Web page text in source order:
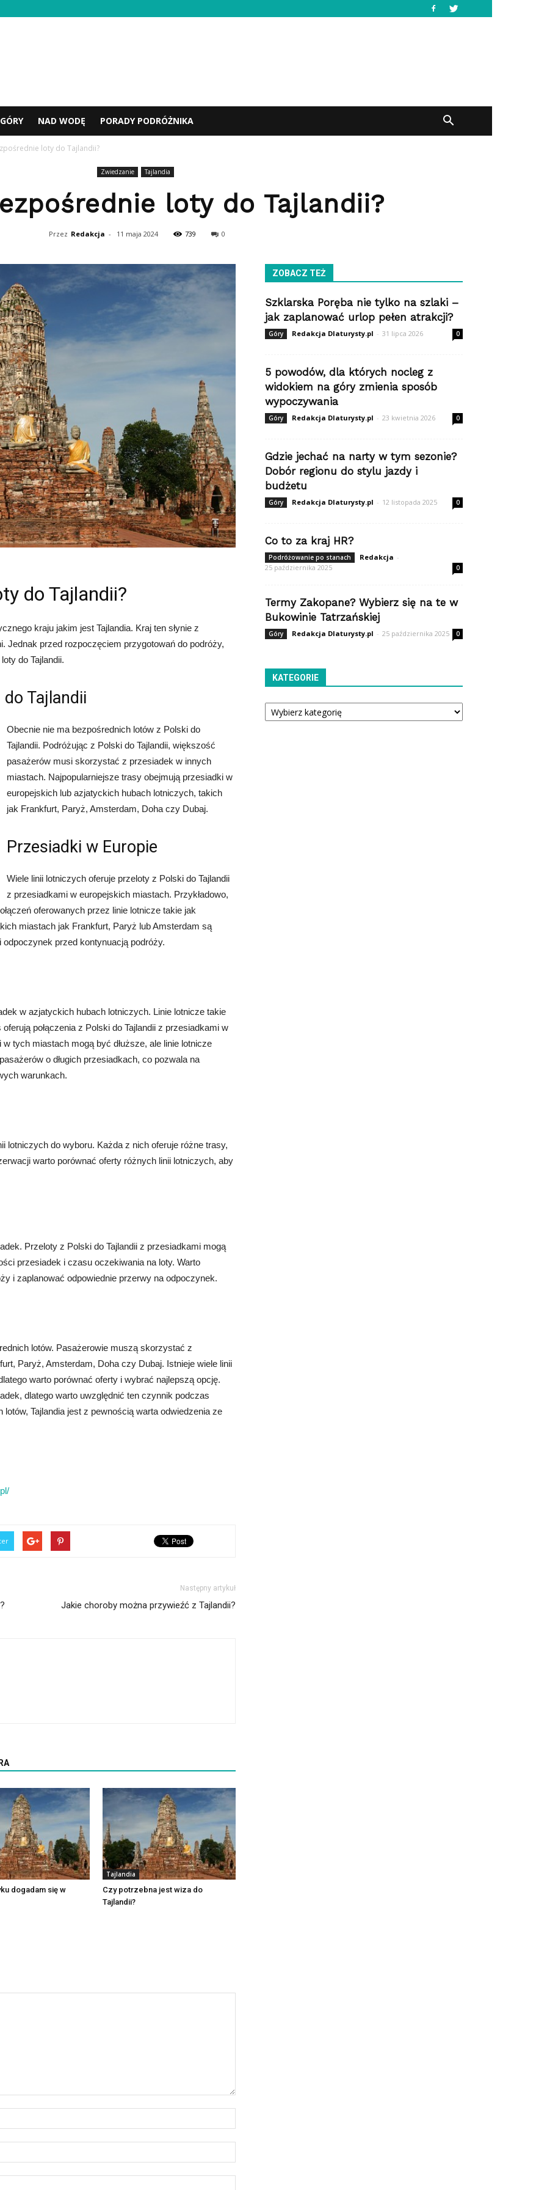
GÓRY NAD WODĘ PORADY PODRÓŻNIKA
loty do Tajlandii?
Zwiedzanie Tajlandia
loty do Tajlandii?
Przez Redakcja - 11 maja 2024 739 0
do Tajlandii?
kraju jakim jest Tajlandia. Kraj ten słynie z
Jednak przed rozpoczęciem przygotowań do podróży,
do Tajlandii.
Tajlandii
Obecnie nie ma bezpośrednich lotów z Polski do
Tajlandii. Podróżując z Polski do Tajlandii, większość
pasażerów musi skorzystać z przesiadek w innych
miastach. Najpopularniejsze trasy obejmują przesiadki w
europejskich lub azjatyckich hubach lotniczych, takich
jak Frankfurt, Paryż, Amsterdam, Doha czy Dubaj.
Przesiadki w Europie
Wiele linii lotniczych oferuje przeloty z Polski do Tajlandii
z przesiadkami w europejskich miastach. Przykładowo,
oferowanych przez linie lotnicze takie jak
miastach jak Frankfurt, Paryż lub Amsterdam są
przed kontynuacją podróży.
w azjatyckich hubach lotniczych. Linie lotnicze takie
połączenia z Polski do Tajlandii z przesiadkami w
tych miastach mogą być dłuższe, ale linie lotnicze
o długich przesiadkach, co pozwala na
warunkach.
lotniczych do wyboru. Każda z nich oferuje różne trasy,
warto porównać oferty różnych linii lotniczych, aby
Przeloty z Polski do Tajlandii z przesiadkami mogą
przesiadek i czasu oczekiwania na loty. Warto
i zaplanować odpowiednie przerwy na odpoczynek.
lotów. Pasażerowie muszą skorzystać z
Paryż, Amsterdam, Doha czy Dubaj. Istnieje wiele linii
warto porównać oferty i wybrać najlepszą opcję.
dlatego warto uwzględnić ten czynnik podczas
Tajlandia jest z pewnością warta odwiedzenia ze
Następny artykuł
Jakie choroby można przywieźć z Tajlandii?
dogadam się w
Tajlandia
Czy potrzebna jest wiza do
Tajlandii?
ZOBACZ TEŻ
Szklarska Poręba nie tylko na szlaki –
jak zaplanować urlop pełen atrakcji?
Góry Redakcja Dlaturysty.pl - 31 lipca 2026 0
5 powodów, dla których nocleg z
widokiem na góry zmienia sposób
wypoczywania
Góry Redakcja Dlaturysty.pl - 23 kwietnia 2026 0
Gdzie jechać na narty w tym sezonie?
Dobór regionu do stylu jazdy i
budżetu
Góry Redakcja Dlaturysty.pl - 12 listopada 2025 0
Co to za kraj HR?
Podróżowanie po stanach Redakcja -
25 października 2025
0
Termy Zakopane? Wybierz się na te w
Bukowinie Tatrzańskiej
Góry Redakcja Dlaturysty.pl - 25 października 2025 0
KATEGORIE
Kategorie